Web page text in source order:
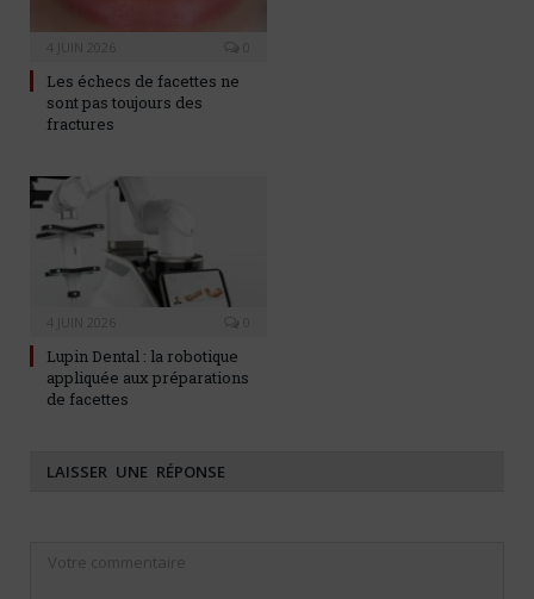
Les échecs de facettes ne
sont pas toujours des
fractures
Lupin Dental : la robotique
appliquée aux préparations
de facettes
LAISSER UNE RÉPONSE